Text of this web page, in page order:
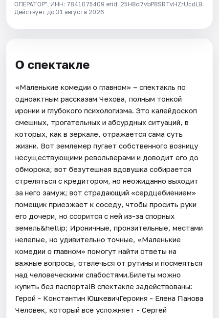
ОПЕРАТОР", ИНН: 7841075409 erid: 25H8d7vbP8SRTvHZrUcdLB.
Действует до 31 августа 2026
О спектакле
«Маленькие комедии о главном» – спектакль по
одноактным рассказам Чехова, полным тонкой
иронии и глубокого психологизма. Это калейдоскоп
смешных, трогательных и абсурдных ситуаций, в
которых, как в зеркале, отражается сама суть
жизни. Вот землемер пугает собственного возницу
несуществующими револьверами и доводит его до
обморока; вот безутешная вдовушка собирается
стреляться с кредитором, но неожиданно выходит
за него замуж; вот страдающий «сердцебиением»
помещик приезжает к соседу, чтобы просить руки
его дочери, но ссорится с ней из-за спорных
земель&hellip; Ироничные, пронзительные, местами
нелепые, но удивительно точные, «Маленькие
комедии о главном» помогут найти ответы на
важные вопросы, отвлечься от рутины и посмеяться
над человеческими слабостями.Билеты можно
купить без паспорта!В спектакле задействованы:
Герой - Константин ЮшкевичГероиня - Елена Панова
Человек, который все усложняет - Сергей